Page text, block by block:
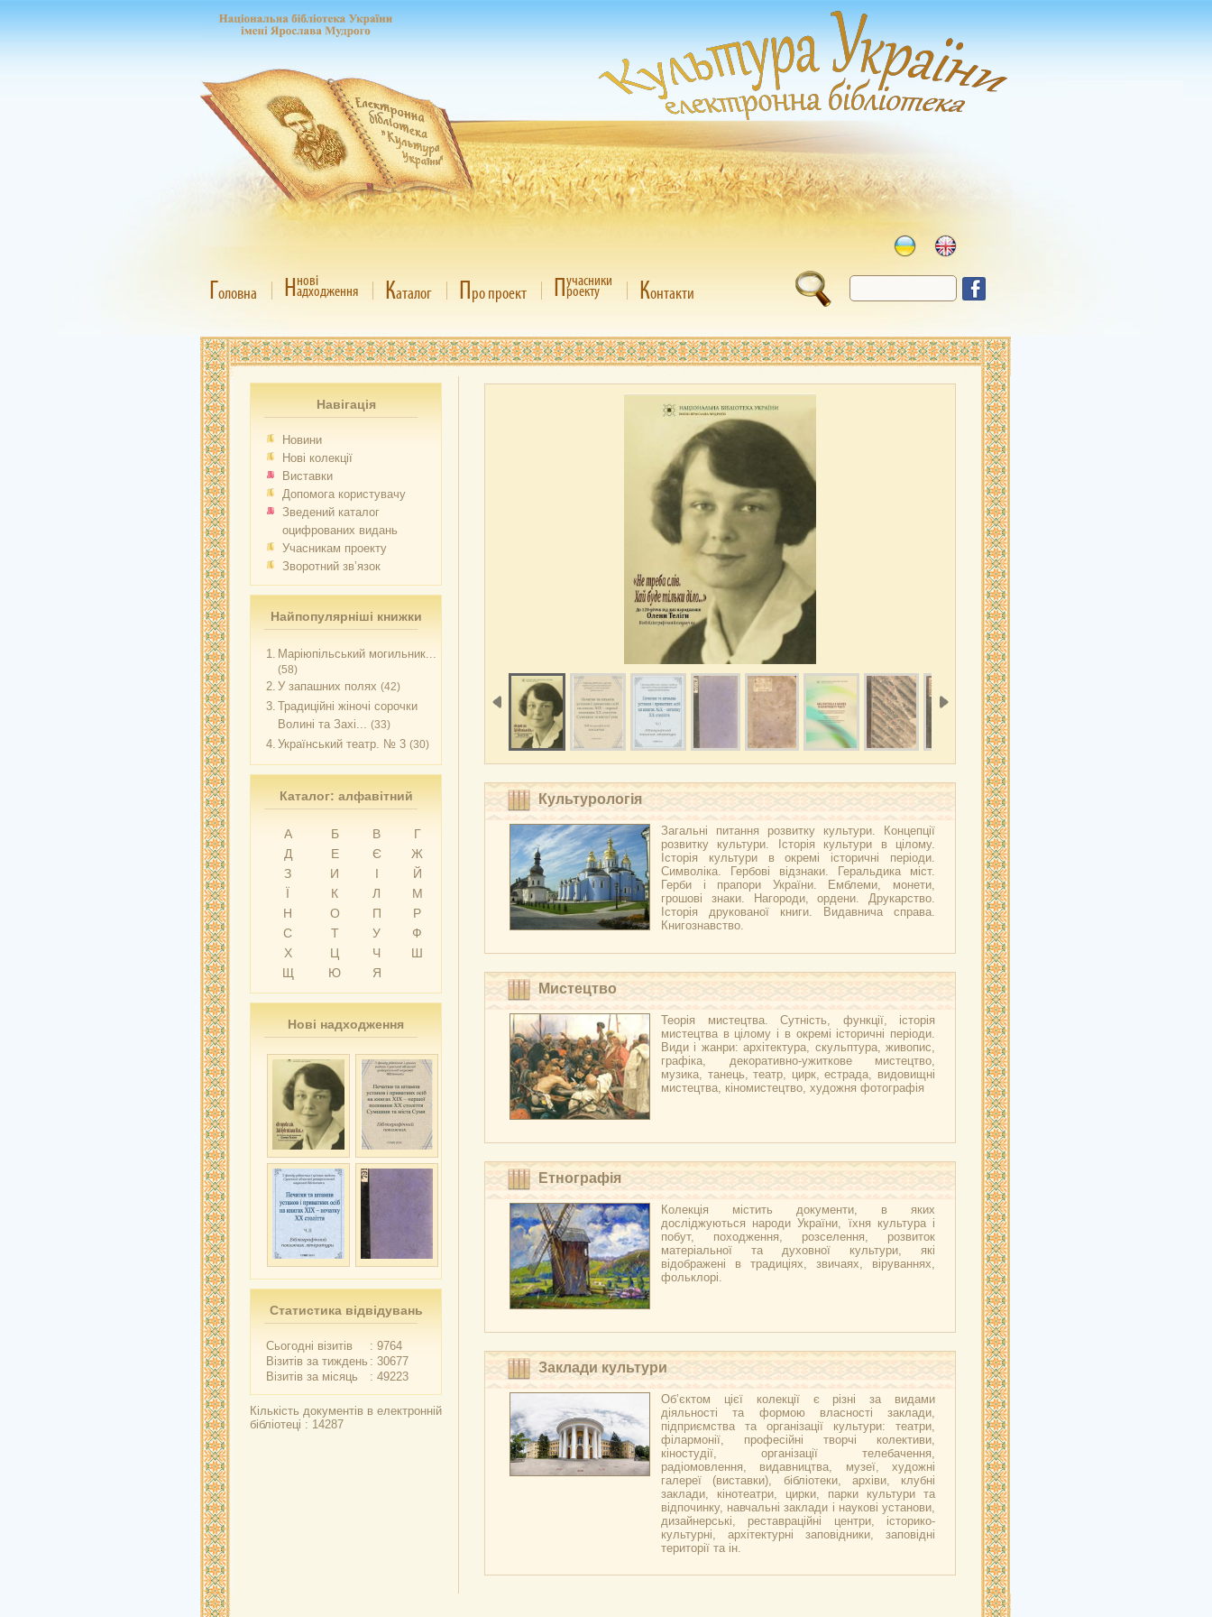
Головна Ннові
адходження Каталог Про проект Пучасники
роекту Контакти
Навігація
Новини
Нові колекції
Виставки
Допомога користувачу
Зведений каталог
оцифрованих видань
Учасникам проекту
Зворотний зв’язок
Найпопулярніші книжки
1. Маріюпільський могильник...
(58)
2. У запашних полях (42)
3. Традиційні жіночі сорочки
Волині та Захі... (33)
4. Український театр. № 3 (30)
Каталог: алфавітний
А Б В
Г
Д
Е Є
Ж
З
И І
Й
Ї
К Л
М
Н
О П
Р
С
Т У
Ф
Х
Ц Ч
Ш
Щ
Ю Я
Нові надходження
Статистика відвідувань
Сьогодні візитів
: 9764
Візитів за тиждень : 30677
Візитів за місяць
: 49223
Кількість документів в електронній
бібліотеці : 14287
Культурологія
Загальні питання розвитку культури. Концепції
розвитку культури. Історія культури в цілому.
Історія культури в окремі історичні періоди.
Символіка. Гербові відзнаки. Геральдика міст.
Герби і прапори України. Емблеми, монети,
грошові знаки. Нагороди, ордени. Друкарство.
Історія друкованої книги. Видавнича справа.
Книгознавство.
Мистецтво
Теорія мистецтва. Сутність, функції, історія
мистецтва в цілому і в окремі історичні періоди.
Види і жанри: архітектура, скульптура, живопис,
графіка, декоративно-ужиткове мистецтво,
музика, танець, театр, цирк, естрада, видовищні
мистецтва, кіномистецтво, художня фотографія
Етнографія
Колекція містить документи, в яких
досліджуються народи України, їхня культура і
побут, походження, розселення, розвиток
матеріальної та духовної культури, які
відображені в традиціях, звичаях, віруваннях,
фольклорі.
Заклади культури
Об’єктом цієї колекції є різні за видами
діяльності та формою власності заклади,
підприємства та організації культури: театри,
філармонії, професійні творчі колективи,
кіностудії, організації телебачення,
радіомовлення, видавництва, музеї, художні
галереї (виставки), бібліотеки, архіви, клубні
заклади, кінотеатри, цирки, парки культури та
відпочинку, навчальні заклади і наукові установи,
дизайнерські, реставраційні центри, історико-
культурні, архітектурні заповідники, заповідні
території та ін.